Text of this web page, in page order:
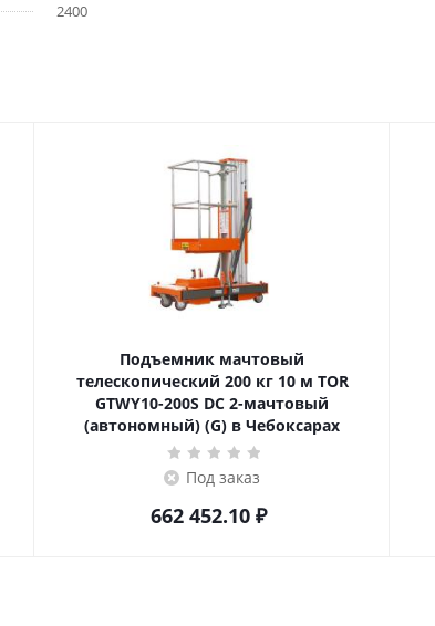
2400
Подъемник мачтовый
телескопический 200 кг 10 м TOR
GTWY10-200S DC 2-мачтовый
(автономный) (G) в Чебоксарах
Под заказ
662 452.10₽